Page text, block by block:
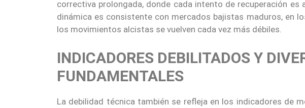
correctiva prolongada, donde cada intento de recuperación
dinámica es consistente con mercados bajistas maduros, en
los movimientos alcistas se vuelven cada vez más débiles.
INDICADORES DEBILITADOS Y
FUNDAMENTALES
La debilidad técnica también se refleja en los indicadores de